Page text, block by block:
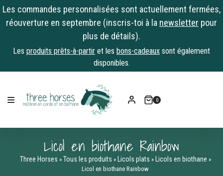
Les commandes personnalisées sont actuellement fermées,
réouverture en septembre (inscris-toi à la newsletter pour
plus de détails).
Les produits prêts-à-partir et les bons-cadeaux sont également
disponibles.
content
0
Licol en biothane Rainbow
Three Horses » Tous les produits » Licols plats » Licols en biothane »
Licol en biothane Rainbow